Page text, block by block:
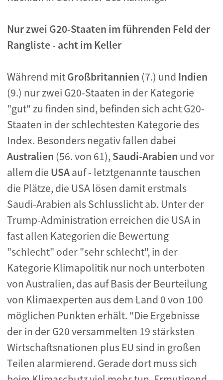
Nur zwei G20-Staaten im führenden Feld der
Rangliste - acht im Keller
Während mitGroßbritannien (7.) und Indien
(9.) nur zwei G20-Staaten in der Kategorie
"gut" zu finden sind, befinden sich acht G20-
Staaten in der schlechtesten Kategorie des
Index. Besonders negativ fallen dabei
Australien (56. von 61),Saudi-Arabien und vor
allem die USAauf - letztgenannte tauschen
die Plätze, die USA lösen damit erstmals
Saudi-Arabien als Schlusslicht ab. Unter der
Trump-Administration erreichen die USA in
fast allen Kategorien die Bewertung
"schlecht" oder "sehr schlecht", in der
Kategorie Klimapolitik nur noch unterboten
von Australien, das auf Basis der Beurteilung
von Klimaexperten aus dem Land 0 von 100
möglichen Punkten erhält. "Die Ergebnisse
der in der G20 versammelten 19 stärksten
Wirtschaftsnationen plus EU sind in großen
Teilen alarmierend. Gerade dort muss sich